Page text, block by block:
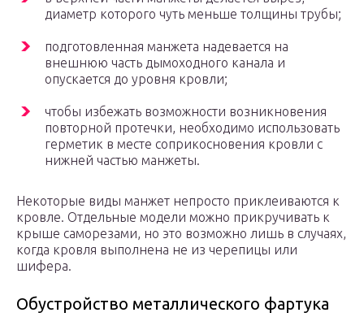
диаметр которого чуть меньше толщины трубы;
подготовленная манжета надевается на
внешнюю часть дымоходного канала и
опускается до уровня кровли;
чтобы избежать возможности возникновения
повторной протечки, необходимо использовать
герметик в месте соприкосновения кровли с
нижней частью манжеты.
Некоторые виды манжет непросто приклеиваются к
кровле. Отдельные модели можно прикручивать к
крыше саморезами, но это возможно лишь в случаях,
когда кровля выполнена не из черепицы или
шифера.
Обустройство металлического фартука